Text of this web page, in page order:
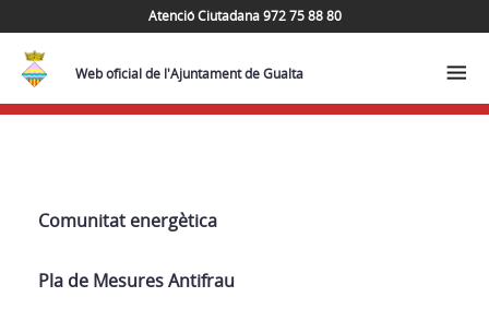
Atenció Ciutadana 972 75 88 80
Web oficial de l'Ajuntament de Gualta
Navega
Comunitat energètica
Pla de Mesures Antifrau